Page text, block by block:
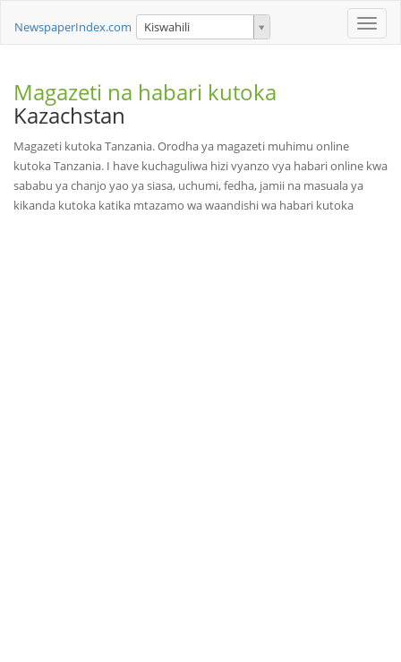
Toggle
NewspaperIndex.com Kiswahili
Magazeti na habari kutoka
Kazachstan
Magazeti kutoka Tanzania. Orodha ya magazeti muhimu online
kutoka Tanzania. I have kuchaguliwa hizi vyanzo vya habari online kwa
sababu ya chanjo yao ya siasa, uchumi, fedha, jamii na masuala ya
kikanda kutoka katika mtazamo wa waandishi wa habari kutoka